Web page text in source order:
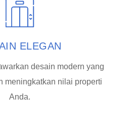
ELEGAN
desain modern yang
meningkatkan nilai properti
Anda.